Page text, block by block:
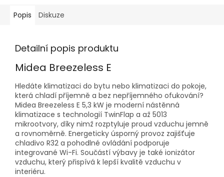
Popis Diskuze
Detailní popis produktu
Midea Breezeless E
Hledáte klimatizaci do bytu nebo klimatizaci do pokoje,
která chladí příjemně a bez nepříjemného ofukování?
Midea Breezeless E 5,3 kW je moderní nástěnná
klimatizace s technologií TwinFlap a až 5013
mikrootvory, díky nimž rozptyluje proud vzduchu jemně
a rovnoměrně. Energeticky úsporný provoz zajišťuje
chladivo R32 a pohodlné ovládání podporuje
integrované Wi-Fi. Součástí výbavy je také ionizátor
vzduchu, který přispívá k lepší kvalitě vzduchu v
interiéru.